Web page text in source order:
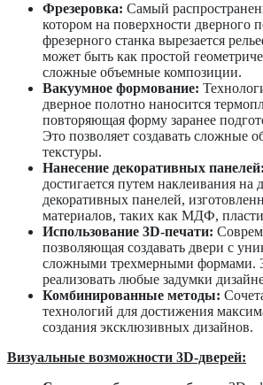
Фрезеровка: Самый
котором на поверхности дверного
фрезерного станка вырезается
может быть как простой
сложные объемные композиции.
Вакуумное формование:
дверное полотно наносится
повторяющая форму заранее
Это позволяет создавать сложные
текстуры.
Нанесение декоративных панелей:
достигается путем наклеивания на
декоративных панелей,
материалов, таких как МДФ,
Использование 3D-печати:
позволяющая создавать двери с
сложными трехмерными формами.
реализовать любые задумки
Комбинированные методы:
технологий для достижения
создания эксклюзивных дизайнов.
Визуальные возможности 3D-дверей: